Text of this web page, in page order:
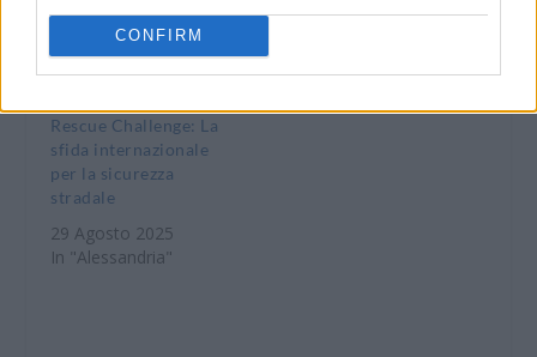
CONFIRM
Vigili del Fuoco di
Rescue Challenge: La
sfida internazionale
per la sicurezza
stradale
29 Agosto 2025
In "Alessandria"